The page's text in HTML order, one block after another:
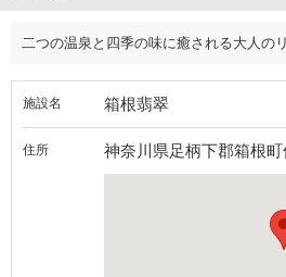
二つの温泉と四季の味に癒される大人の
施設名 箱根翡翠
住所 神奈川県足柄下郡箱根